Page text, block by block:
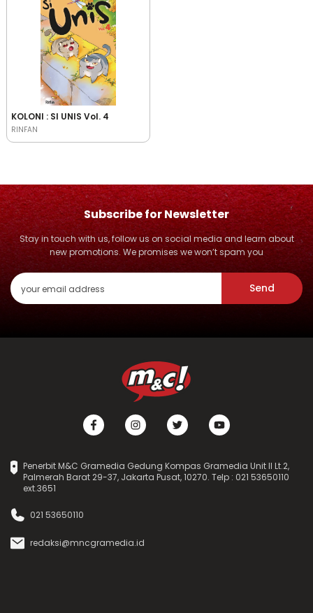
KOLONI : SI UNIS Vol. 4
RINFAN
Subscribe for Newsletter
Stay in touch with us, follow us on social media and learn about
new promotions. We promises we won’t spam you
Send
Penerbit M&C Gramedia Gedung Kompas Gramedia Unit II Lt.2,
Palmerah Barat 29-37, Jakarta Pusat, 10270. Telp : 021 53650110
ext.3651
021 53650110
redaksi@mncgramedia.id